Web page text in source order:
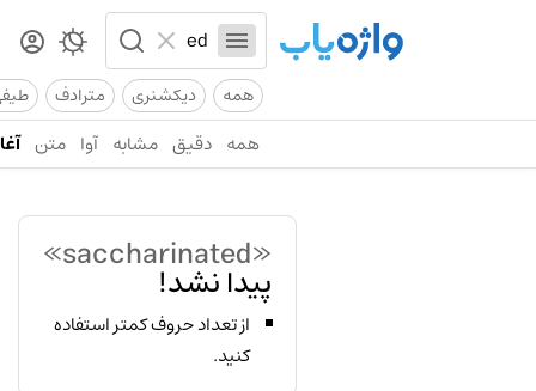
همه دیکشنری مترادف
همه دقیق مشابه آوا متن
«saccharinated»
پیدا نشد!
از تعداد حروف کمتر استفاده
کنید.